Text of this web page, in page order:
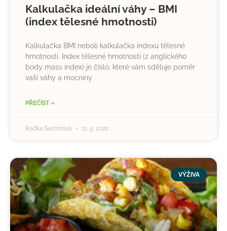
Kalkulačka ideální váhy – BMI
(index tělesné hmotnosti)
Kalkulačka BMI neboli kalkulačka indexu tělesné
hmotnosti. Index tělesné hmotnosti (z anglického
body mass index) je číslo, které vám sděluje poměr
vaší váhy a mocniny
PŘEČÍST »
Radka Sezimová 11. 5. 2022
VÝŽIVA